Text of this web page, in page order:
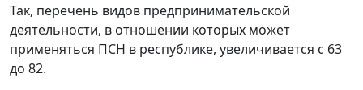
Так, перечень видов предпринимательской
деятельности, в отношении которых может
применяться ПСН в республике, увеличивается с 63
до 82.